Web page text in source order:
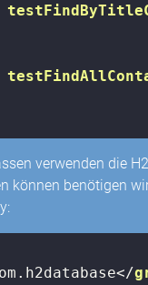
verwenden die
können benötigen
</